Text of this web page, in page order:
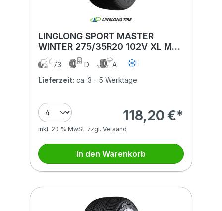
LINGLONG SPORT MASTER
WINTER 275/35R20 102V XL MFS
BSW
73 D
A
Lieferzeit: ca. 3 - 5 Werktage
118,20 €*
inkl. 20 % MwSt. zzgl. Versand
In den Warenkorb